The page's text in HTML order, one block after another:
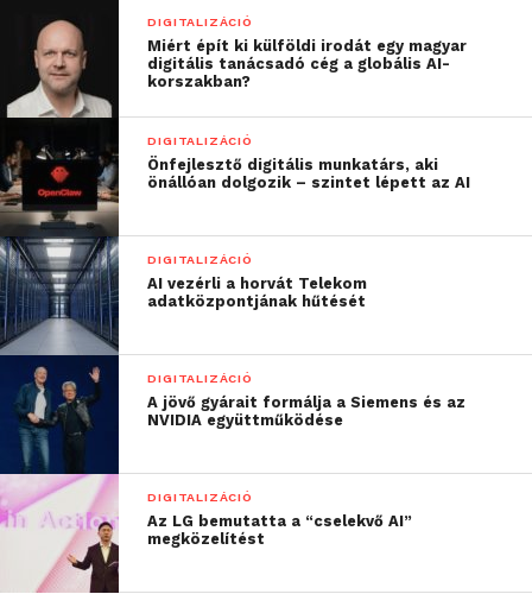
DIGITALIZÁCIÓ
Miért épít ki külföldi irodát egy magyar
digitális tanácsadó cég a globális AI-
korszakban?
DIGITALIZÁCIÓ
Önfejlesztő digitális munkatárs, aki
önállóan dolgozik – szintet lépett az AI
DIGITALIZÁCIÓ
AI vezérli a horvát Telekom
adatközpontjának hűtését
DIGITALIZÁCIÓ
A jövő gyárait formálja a Siemens és az
NVIDIA együttműködése
DIGITALIZÁCIÓ
Az LG bemutatta a “cselekvő AI”
megközelítést